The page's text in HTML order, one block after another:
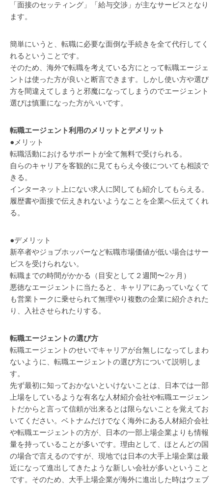
「面接のセッティング」「給与交渉」が主なサービスとなり
ます。
簡単にいうと、転職に必要な面倒な手続きを全て代行してく
れるということです。
そのため、海外で転職を考えている方にとって転職エージェ
ントは使った方が良いと断言できます。しかし使い方や選び
方を間違えてしまうと邪魔になってしまうのでエージェント
選びは慎重になった方がいいです。
転職エージェント利用のメリットとデメリット
●メリット
転職活動におけるサポートが全て無料で受けられる。
自らのキャリアを客観的に見てもらえ今後についても相談で
きる。
インターネット上にない求人に関しても紹介してもらえる。
履歴書や面接で伝えきれないようなことを企業へ伝えてくれ
る。
●デメリット
新卒者やジョブホッパーなど転職市場価値が低い場合はサー
ビスを受けられない。
転職までの時間がかかる（目安として２週間〜2ヶ月）
悪徳なエージェントに当たると、キャリアにあっていなくて
も営業トークに乗せられて無理やり複数の企業に紹介された
り、入社させられたりする。
転職エージェントの選び方
転職エージェントのせいでキャリアが台無しになってしまわ
ないように、転職エージェントの選び方について説明しま
す。
先ず最初に知っておかないといけないことは、日本では一部
上場をしているような有名な人材紹介会社や転職エージェン
トだからと言って信頼が出来るとは限らないことを覚えてお
いてください。ベトナムだけでなく海外にある人材紹介会社
や転職エージェントの方が、日本の一部上場企業よりも情報
量を持っていることが多いです。理由として、ほとんどの国
の場合で言えるのですが、現地では日本の大手上場企業は最
近になって進出してきたような新しい会社が多いということ
です。そのため、大手上場企業が海外に進出した時はウェブ